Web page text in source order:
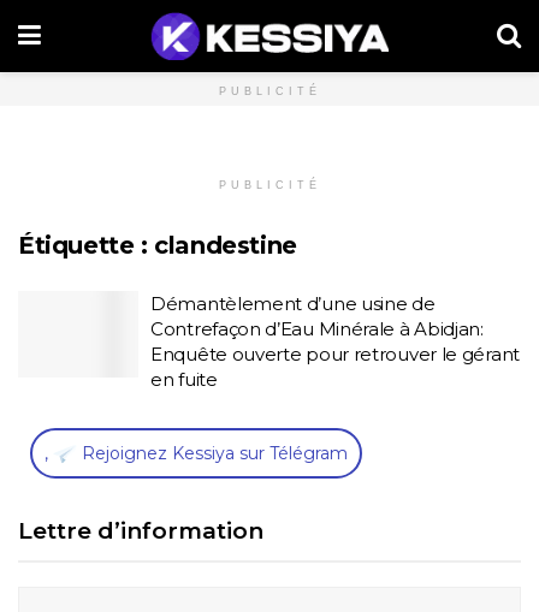
PUBLICITÉ
PUBLICITÉ
Étiquette : clandestine
Démantèlement d’une usine de
Contrefaçon d’Eau Minérale à Abidjan:
Enquête ouverte pour retrouver le gérant
en fuite
, Rejoignez Kessiya sur Télégram
Lettre d’information